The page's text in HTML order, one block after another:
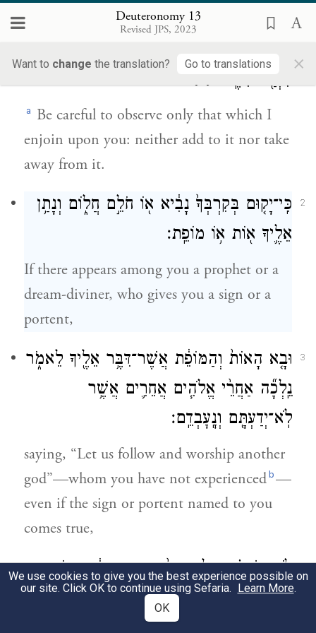
Deuteronomy 13
Revised JPS, 2023
Want to change the translation? Go to translations ×
אֵ֣ת כׇּל־הַדָּבָ֗ר אֲשֶׁ֤ר אָנֹכִי֙ מְצַוֶּ֣ה אֶתְכֶ֔ם
תִגְרַ֖ע מִמֶּֽנּוּ׃{פ}
a Be careful to observe only that which I
enjoin upon you: neither add to it nor take
away from it.
2
כִּֽי־יָק֤וּם בְּקִרְבְּךָ֙ נָבִ֔יא א֖וֹ חֹלֵ֣ם חֲל֑וֹם וְנָתַ֥ן
אֵלֶ֛יךָ א֖וֹת א֥וֹ מוֹפֵֽת׃
If there appears among you a prophet or a
dream-diviner, who gives you a sign or a
portent,
3
וּבָ֤א הָאוֹת֙ וְהַמּוֹפֵ֔ת אֲשֶׁר־דִּבֶּ֥ר אֵלֶ֖יךָ לֵאמֹ֑ר
נֵֽלְכָ֞ה אַחֲרֵ֨י אֱלֹהִ֧ים אֲחֵרִ֛ים אֲשֶׁ֥ר
לֹֽא־יְדַעְתָּ֖ם וְנׇֽעׇבְדֵֽם׃
saying, “Let us follow and worship another
god”—whom you have not experiencedb—
even if the sign or portent named to you
comes true,
לֹ֣א תִשְׁמַ֗ע אֶל־דִּבְרֵי֙ הַנָּבִ֣יא הַה֔וּא א֛וֹ
אֶל־חוֹלֵ֥ם הַחֲל֖וֹם הַה֑וּא כִּ֣י מְנַסֶּ֞ה יְהֹוָ֤ה
We use cookies to give you the best experience possible on
our site. Click OK to continue using Sefaria. Learn More.
OK